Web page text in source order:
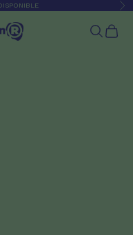
Buscar
Cesta